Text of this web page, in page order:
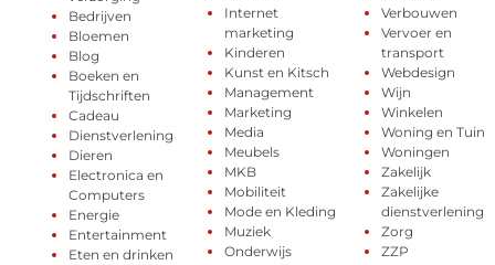
Bedrijven
Bloemen
Blog
Boeken en
Tijdschriften
Cadeau
Dienstverlening
Dieren
Electronica en
Computers
Energie
Entertainment
Eten en drinken
Internet
marketing
Kinderen
Kunst en Kitsch
Management
Marketing
Media
Meubels
MKB
Mobiliteit
Mode en Kleding
Muziek
Onderwijs
Verbouwen
Vervoer en
transport
Webdesign
Wijn
Winkelen
Woning en Tuin
Woningen
Zakelijk
Zakelijke
dienstverlening
Zorg
ZZP